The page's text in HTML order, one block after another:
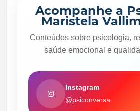
Acompanhe a
Maristela
Conteúdos sobre psicologia,
saúde emocional e
Instagram
@psiconversa